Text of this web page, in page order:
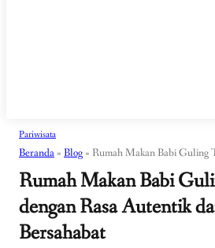
Pariwisata
Beranda » Blog » Rumah Makan Babi Guling
Rumah Makan Babi
dengan Rasa Autentik
Bersahabat